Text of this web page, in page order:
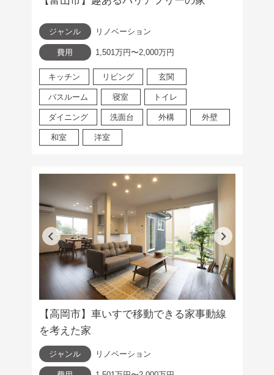
ジャンル リノベーション
費用 1,501万円〜2,000万円
キッチン リビング 玄関
バスルーム 寝室 トイレ
ダイニング 洗面台 外構 外壁
和室 洋室
【高岡市】車いすで移動できる家事動線
を考えた家
ジャンル リノベーション